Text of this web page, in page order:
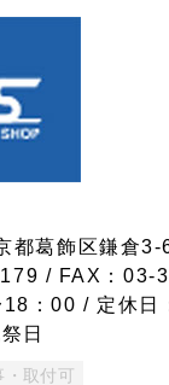
葛飾区鎌倉3-
/ FAX：03-
：00 / 定休日
日
・取付可